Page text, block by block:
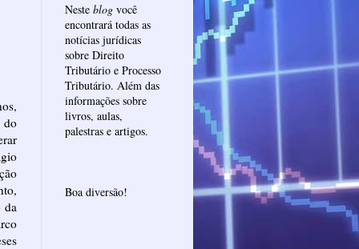
da
Neste blog você
encontrará todas as
notícias jurídicas
sobre Direito
Tributário e Processo
Tributário. Além das
informações sobre
livros, aulas,
palestras e artigos.
Boa diversão!